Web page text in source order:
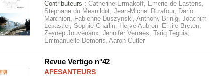
Contributeurs : Catherine Ermakoff, Emeric de Lastens,
Stéphane du Mesnildot, Jean-Michel Durafour, Dario
Marchiori, Fabienne Duszynski, Anthony Brinig, Joachim
Lepastier, Sophie Charlin, Hervé Aubron, Émile Breton,
Zeynep Jouvenaux, Jennifer Verraes, Tariq Teguia,
Emmanuelle Demoris, Aaron Cutler
Revue Vertigo n°42
APESANTEURS